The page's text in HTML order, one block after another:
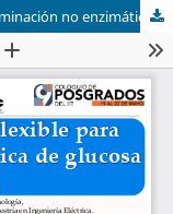
Prototipo de biosensor flexible para determinación no enzimática de glucosa no invasivo